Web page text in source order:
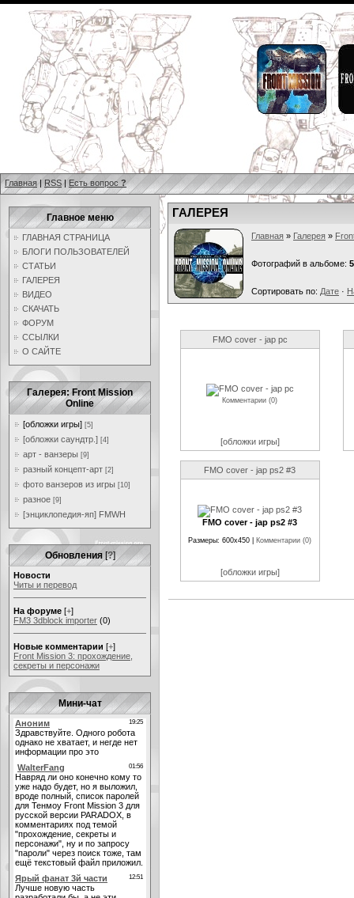
Главная | RSS | Есть вопрос ?
Главное меню
ГЛАВНАЯ СТРАНИЦА
БЛОГИ ПОЛЬЗОВАТЕЛЕЙ
СТАТЬИ
ГАЛЕРЕЯ
ВИДЕО
СКАЧАТЬ
ФОРУМ
ССЫЛКИ
О САЙТЕ
Галерея: Front Mission
Online
[обложки игры] [5]
[обложки саундтр.] [4]
арт - ванзеры [9]
разный концепт-арт [2]
фото ванзеров из игры [10]
разное [9]
[энциклопедия-яп] FMWH
Обновления [?]
Новости
Читы и перевод
На форуме [+]
FM3 3dblock importer (0)
Новые комментарии [+]
Front Mission 3: прохождение,
секреты и персонажи
Мини-чат
ГАЛЕРЕЯ
Главная » Галерея »
Фотографий в альбоме: 5
Сортировать по: Дате ·
FMO cover - jap pc
Комментарии (0)
[обложки игры]
FMO cover - jap ps2 #3
FMO cover - jap ps2 #3
Размеры: 600x450 | Комментарии (0)
[обложки игры]